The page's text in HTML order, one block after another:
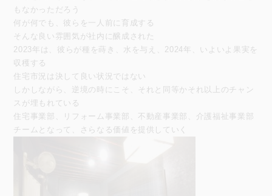
もなかっただろう
何が何でも、彼らを一人前に育成する
そんな良い雰囲気が社内に醸成された
2023年は、彼らが種を蒔き、水を与え、2024年、いよいよ果実を
収穫する
住宅市況は決して良い状況ではない
しかしながら、逆境の時にこそ、それと同等かそれ以上のチャン
スが埋もれている
住宅事業部、リフォーム事業部、不動産事業部、介護福祉事業部
チームとなって、さらなる価値を提供していく